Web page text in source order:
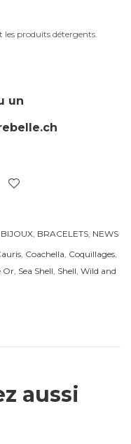
les produits détergents.
un
BIJOUX, BRACELETS, NEWS
, Coachella, Coquillages,
Or, Sea Shell, Shell, Wild and
aussi